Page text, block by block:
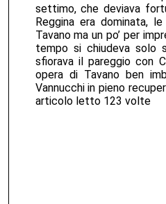
settimo, che deviava
Reggina era dominata,
Tavano ma un po’ per
tempo si chiudeva solo
sfiorava il pareggio con
opera di Tavano ben
Vannucchi in pieno
articolo letto 123 volte